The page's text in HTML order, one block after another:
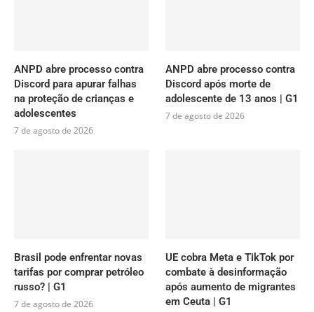
ANPD abre processo contra
Discord para apurar falhas
na proteção de crianças e
adolescentes
7 de agosto de 2026
ANPD abre processo contra
Discord após morte de
adolescente de 13 anos | G1
7 de agosto de 2026
Brasil pode enfrentar novas
tarifas por comprar petróleo
russo? | G1
7 de agosto de 2026
UE cobra Meta e TikTok por
combate à desinformação
após aumento de migrantes
em Ceuta | G1